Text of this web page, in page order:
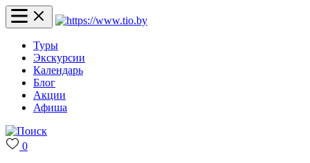
Туры
Экскурсии
Календарь
Блог
Акции
Афиша
0